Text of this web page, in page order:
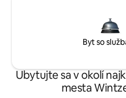
Byt so
Ubytujte sa v okolí
mesta